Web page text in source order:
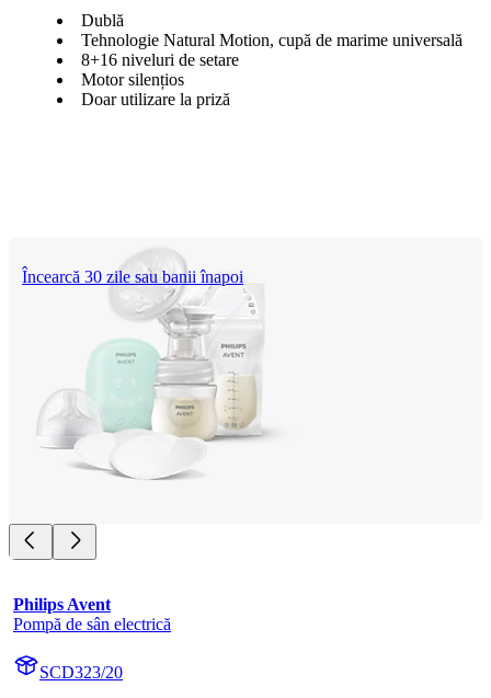
Dublă
Tehnologie Natural Motion, cupă de marime universală
8+16 niveluri de setare
Motor silențios
Doar utilizare la priză
Încearcă 30 zile sau banii înapoi
Philips Avent
Pompă de sân electrică
SCD323/20